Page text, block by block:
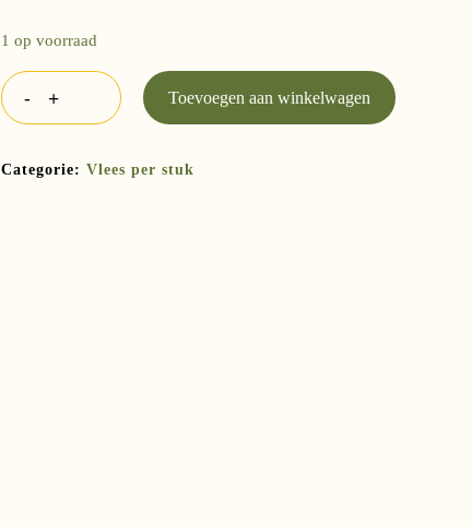
1 op voorraad
Toevoegen aan winkelwagen
Categorie: Vlees per stuk